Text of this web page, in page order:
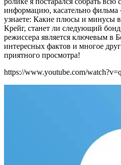
информацию, касательно
узнаете: Какие плюсы и минусы
Крейг, станет ли следующий
режиссера является ключевым в
интересных фактов и многое
приятного просмотра!
https://www.youtube.com/